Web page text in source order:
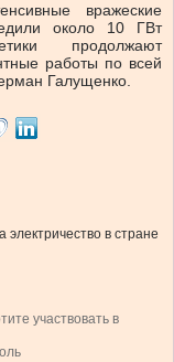
вражеские
около 10 ГВт
продолжают
работы по всей
Галущенко.
в стране
участвовать в